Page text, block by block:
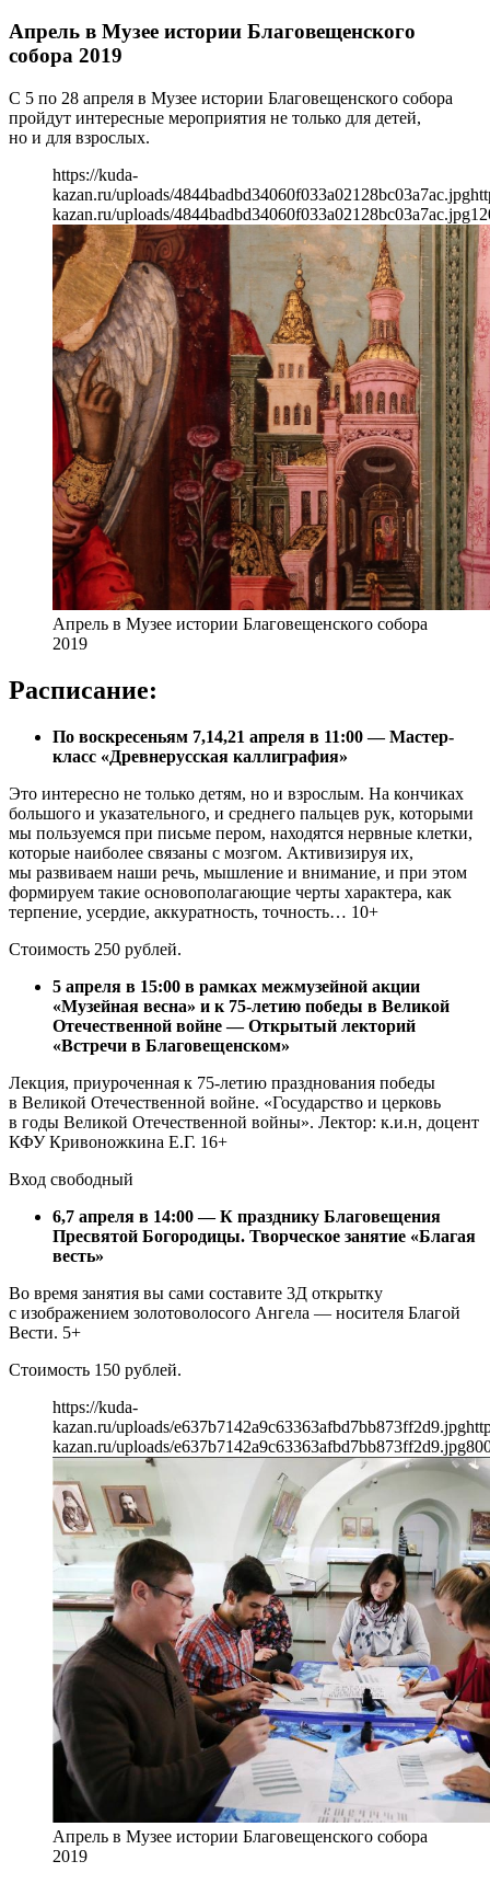
Апрель в Музее истории Благовещенского
собора 2019
С 5 по 28 апреля в Музее истории Благовещенского собора
пройдут интересные мероприятия не только для детей,
но и для взрослых.
https://kuda-
kazan.ru/uploads/4844badbd34060f033a02128bc03a7ac.jpg
kazan.ru/uploads/4844badbd34060f033a02128bc03a7ac.jpg
Апрель в Музее истории Благовещенского собора
2019
Расписание:
По воскресеньям 7,14,21 апреля в 11:00 — Мастер-
класс «Древнерусская каллиграфия»
Это интересно не только детям, но и взрослым. На кончиках
большого и указательного, и среднего пальцев рук, которыми
мы пользуемся при письме пером, находятся нервные клетки,
которые наиболее связаны с мозгом. Активизируя их,
мы развиваем наши речь, мышление и внимание, и при этом
формируем такие основополагающие черты характера, как
терпение, усердие, аккуратность, точность… 10+
Стоимость 250 рублей.
5 апреля в 15:00 в рамках межмузейной акции
«Музейная весна» и к 75-летию победы в Великой
Отечественной войне — Открытый лекторий
«Встречи в Благовещенском»
Лекция, приуроченная к 75-летию празднования победы
в Великой Отечественной войне. «Государство и церковь
в годы Великой Отечественной войны». Лектор: к.и.н, доцент
КФУ Кривоножкина Е.Г. 16+
Вход свободный
6,7 апреля в 14:00 — К празднику Благовещения
Пресвятой Богородицы. Творческое занятие «Благая
весть»
Во время занятия вы сами составите 3Д открытку
с изображением золотоволосого Ангела — носителя Благой
Вести. 5+
Стоимость 150 рублей.
https://kuda-
kazan.ru/uploads/e637b7142a9c63363afbd7bb873ff2d9.jpg
kazan.ru/uploads/e637b7142a9c63363afbd7bb873ff2d9.jpg
Апрель в Музее истории Благовещенского собора
2019